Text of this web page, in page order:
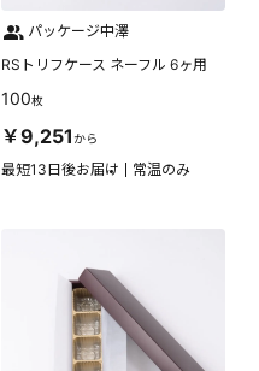
パッケージ中澤
RSトリフケース ネーフル 6ヶ用
100枚
￥9,251から
最短13日後お届け 常温のみ